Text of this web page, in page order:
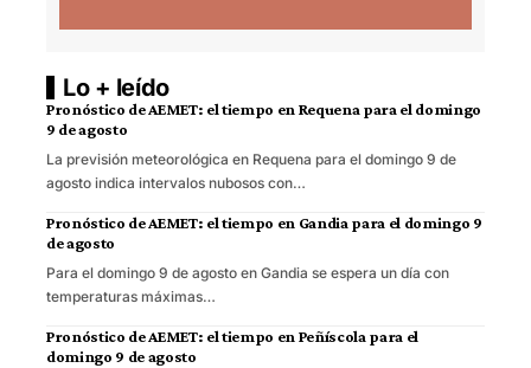
Lo + leído
Pronóstico de AEMET: el tiempo en Requena para el domingo
9 de agosto
La previsión meteorológica en Requena para el domingo 9 de
agosto indica intervalos nubosos con…
Pronóstico de AEMET: el tiempo en Gandia para el domingo 9
de agosto
Para el domingo 9 de agosto en Gandia se espera un día con
temperaturas máximas…
Pronóstico de AEMET: el tiempo en Peñíscola para el
domingo 9 de agosto